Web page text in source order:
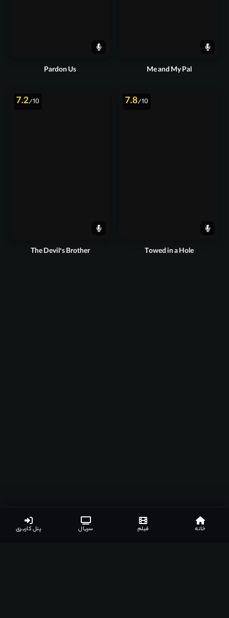
Me and My Pal
Pardon Us
7.8/10
Towed in a Hole
7.2/10
The Devil’s Brother
خانه فیلم سریال پنل کاربری